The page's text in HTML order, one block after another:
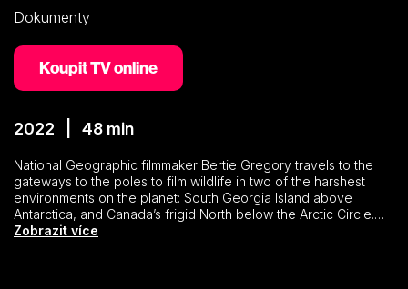
Dokumenty
Koupit TV online
2022 | 48 min
National Geographic filmmaker Bertie Gregory travels to the
gateways to the poles to film wildlife in two of the harshest
environments on the planet: South Georgia Island above
Antarctica, and Canada’s frigid North below the Arctic Circle.
Surviving in these vastly different environments require
Zobrazit více